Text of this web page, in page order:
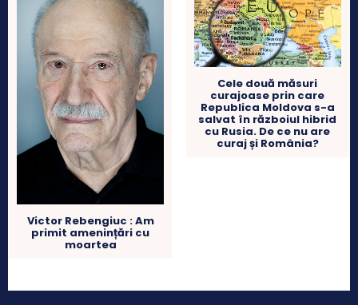
Victor Rebengiuc : Am
primit amenințări cu
moartea
Cele două măsuri
curajoase prin care
Republica Moldova s-a
salvat în războiul hibrid
cu Rusia. De ce nu are
curaj și România?